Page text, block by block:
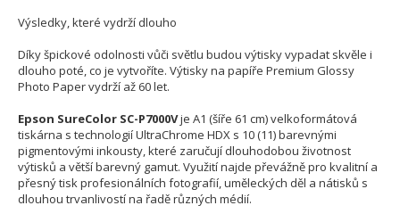
Výsledky, které vydrží dlouho
Díky špickové odolnosti vůči světlu budou výtisky vypadat skvěle i
dlouho poté, co je vytvoříte. Výtisky na papíře Premium Glossy
Photo Paper vydrží až 60 let.
Epson SureColor SC-P7000Vje A1 (šíře 61 cm) velkoformátová
tiskárna s technologií UltraChrome HDX s 10 (11) barevnými
pigmentovými inkousty, které zaručují dlouhodobou životnost
výtisků a větší barevný gamut. Využití najde převážně pro kvalitní a
přesný tisk profesionálních fotografií, uměleckých děl a nátisků s
dlouhou trvanlivostí na řadě různých médií.